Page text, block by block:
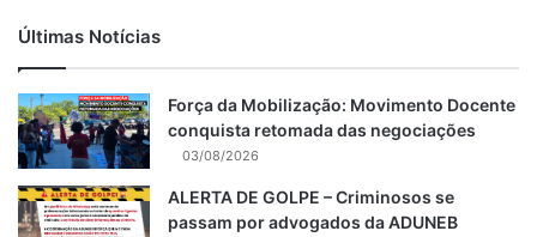
Últimas Notícias
Força da Mobilização: Movimento Docente
conquista retomada das negociações
03/08/2026
ALERTA DE GOLPE – Criminosos se
passam por advogados da ADUNEB